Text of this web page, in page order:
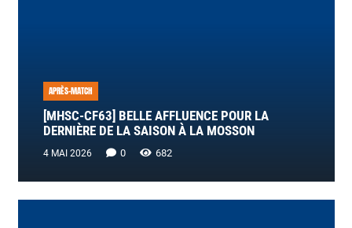
APRÈS-MATCH
[MHSC-CF63] BELLE AFFLUENCE POUR LA
DERNIÈRE DE LA SAISON À LA MOSSON
4 MAI 2026 0 682